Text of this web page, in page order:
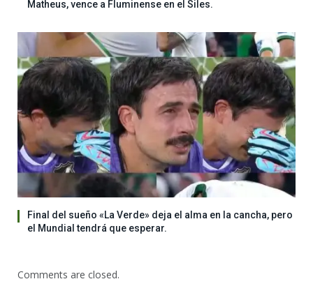
Matheus, vence a Fluminense en el Siles.
Final del sueño «La Verde» deja el alma en la cancha, pero
el Mundial tendrá que esperar.
Comments are closed.